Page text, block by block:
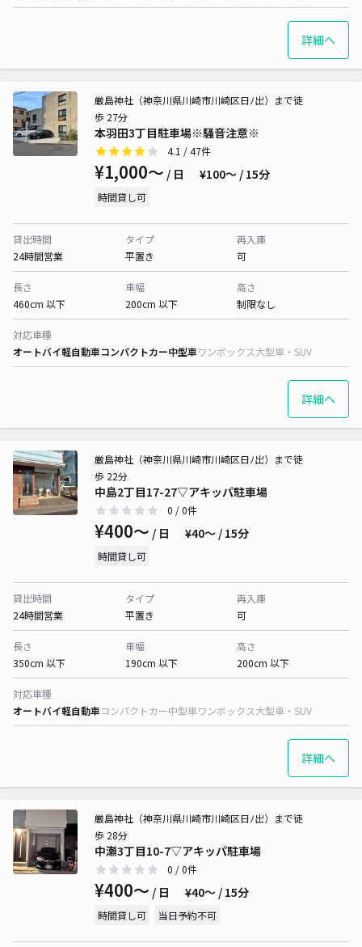
詳細へ
本羽田3丁目駐車場※騒音注意※
厳島神社（神奈川県川崎市川崎区日ﾉ出）まで徒
歩 27分
4.1 / 47件
¥1,000〜 / 日 ¥100〜 / 15分
時間貸し可
貸出時間
24時間営業
タイプ
平置き
再入庫
可
長さ
460cm 以下
車幅
200cm 以下
高さ
制限なし
対応車種
オートバイ軽自動車コンパクトカー中型車ワンボックス大型車・SUV
詳細へ
中島2丁目17-27▽アキッパ駐車場
厳島神社（神奈川県川崎市川崎区日ﾉ出）まで徒
歩 22分
0 / 0件
¥400〜 / 日 ¥40〜 / 15分
時間貸し可
貸出時間
24時間営業
タイプ
平置き
再入庫
可
長さ
350cm 以下
車幅
190cm 以下
高さ
200cm 以下
対応車種
オートバイ軽自動車コンパクトカー中型車ワンボックス大型車・SUV
詳細へ
中瀬3丁目10-7▽アキッパ駐車場
厳島神社（神奈川県川崎市川崎区日ﾉ出）まで徒
歩 28分
0 / 0件
¥400〜 / 日 ¥40〜 / 15分
時間貸し可 当日予約不可